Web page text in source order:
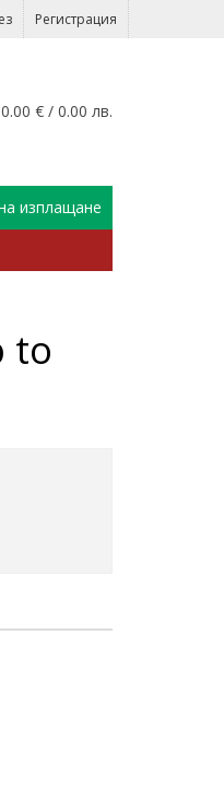
Регистрация
€ / 0.00 лв.
изплащане
to